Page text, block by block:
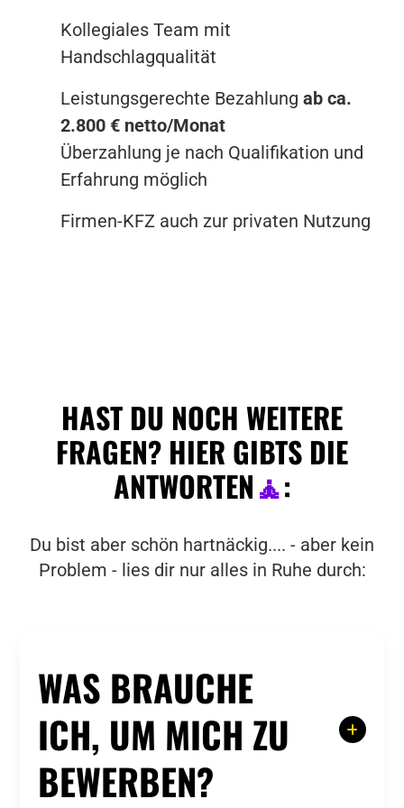
Kollegiales Team mit
Handschlagqualität
Leistungsgerechte Bezahlungab ca.
2.800 € netto/Monat
Überzahlung je nach Qualifikation und
Erfahrung möglich
Firmen-KFZ auch zur privaten Nutzung
HAST DU NOCH WEITERE
FRAGEN? HIER GIBTS DIE
ANTWORTEN🧘:
Du bist aber schön hartnäckig.... - aber kein
Problem - lies dir nur alles in Ruhe durch:
WAS BRAUCHE
ICH, UM MICH ZU
BEWERBEN?